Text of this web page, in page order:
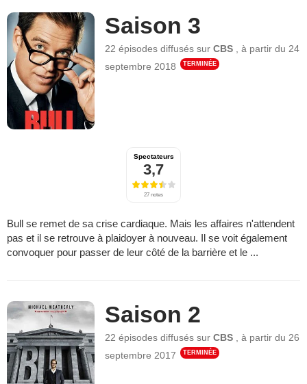
Saison 3
22 épisodes diffusés surCBS ,à partir du 24
septembre 2018
TERMINÉE
Spectateurs
3,7
27 notes
Bull se remet de sa crise cardiaque. Mais les affaires n'attendent
pas et il se retrouve à plaidoyer à nouveau. Il se voit également
convoquer pour passer de leur côté de la barrière et le ...
Saison 2
22 épisodes diffusés surCBS ,à partir du 26
septembre 2017
TERMINÉE